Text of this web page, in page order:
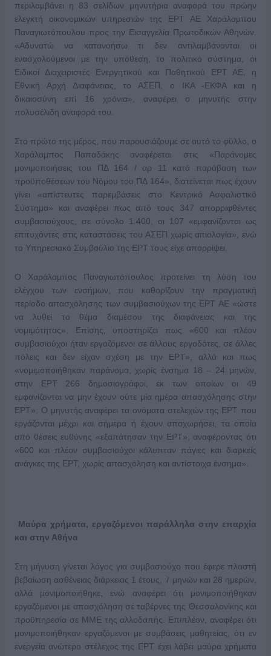
περιλαμβάνει η 83 σελίδων μηνυτήρια αναφορά του πρώην
ελεγκτή οικονομικών υπηρεσιών της ΕΡΤ ΑΕ Χαράλαμπου
Παναγιωτόπουλου προς την Εισαγγελία Πρωτοδικών Αθηνών.
«Αδυνατώ να κατανοήσω τι δεν αντιλαμβάνονται οι
ενασχολούμενοι με την υπόθεση, το πολιτικό σύστημα, οι
Ειδικοί Διαχειριστές Ενεργητικού και Παθητικού ΕΡΤ ΑΕ, η
Εθνική Αρχή Διαφάνειας, το ΑΣΕΠ, ο ΙΚΑ -ΕΚΦΑ και η
δικαιοσύνη επί 16 χρόνια», αναφέρει ο μηνυτής στην
πολυσέλιδη αναφορά του.
Στο πρώτο της μέρος, που παρουσιάζουμε σε αυτό το φύλλο, ο
Χαράλαμπος Παπαδάκης αναφέρεται στις «Παράνομες
μονιμοποιήσεις του ΠΔ 164 / αρ 11 κατά παράβαση των
προϋποθέσεων του Νόμου του ΠΔ 164», διατείνεται πως έχουν
γίνει «απίστευτες παρεμβάσεις στο Κεντρικό Ασφαλιστικό
Σύστημα» και αναφέρει πως από τους 347 απορριφθέντες
συμβασιούχους, σε σύνολο 1.400, οι 107 «εμφανίζονται ως
επιτυχόντες στις καταστάσεις του ΑΣΕΠ χωρίς αιτιολογία», ενώ
το Υπηρεσιακό Συμβούλιο της ΕΡΤ τους είχε απορρίψει.
Ο Χαράλαμπος Παναγιωτόπουλος προτείνει τη λύση του
ελέγχου των ενσήμων, που καθορίζουν την πραγματική
περίοδο απασχόλησης των συμβασιούχων της ΕΡΤ ΑΕ «ώστε
να λυθεί το θέμα διαμέσου της διαφάνειας και της
νομιμότητας». Επίσης, υποστηρίζει πως «600 και πλέον
συμβασιούχοι ήταν εργαζόμενοι σε άλλους εργοδότες, σε άλλες
πόλεις και δεν είχαν σχέση με την ΕΡΤ», αλλά και πως
«νομιμοποιήθηκαν παράνομα, χωρίς ένσημα 18 – 24 μηνών,
στην ΕΡΤ 266 δημοσιογράφοι, εκ των οποίων οι 49
εμφανίζονται να μην έχουν ούτε μία ημέρα απασχόλησης στην
ΕΡΤ». Ο μηνυτής αναφέρει τα ονόματα στελεχών της ΕΡΤ που
εργάζονται μέχρι και σήμερα ή έχουν αποχωρήσει, τα οποία
από θέσεις ευθύνης «εξαπάτησαν την ΕΡΤ», αναφέροντας ότι
«600 και πλέον συμβασιούχοι κάλυπταν πάγιες και διαρκείς
ανάγκες της ΕΡΤ, χωρίς απασχόληση και αντίστοιχα ένσημα».
Μαύρα χρήματα, εργαζόμενοι παράλληλα στην επαρχία
και στην Αθήνα
Στη μήνυση γίνεται λόγος για συμβασιούχο που έφερε πλαστή
βεβαίωση ασθένειας διάρκειας 1 έτους, 7 μηνών και 28 ημερών,
αλλά μονιμοποιήθηκε, ενώ αναφέρει ότι μονιμοποιήθηκαν
εργαζόμενοι με απασχόληση σε ταβέρνες της Θεσσαλονίκης και
προϋπηρεσία σε ΜΜΕ της αλλοδαπής. Επιπλέον, αναφέρει ότι
μονιμοποιήθηκαν εργαζόμενοι με συμβάσεις μαθητείας, ότι εν
ενεργεία ανώτερο στέλεχος της ΕΡΤ έχει λάβει μαύρα χρήματα